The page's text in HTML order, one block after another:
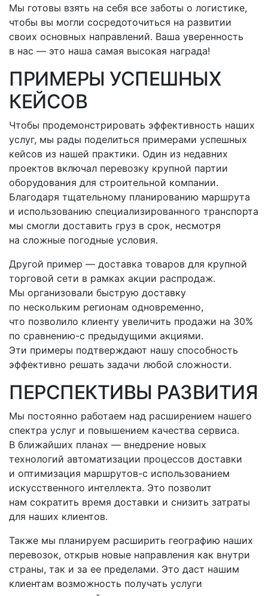
Мы готовы взять на себя все заботы о логистике,
чтобы вы могли сосредоточиться на развитии
своих основных направлений. Ваша уверенность
в нас — это наша самая высокая награда!
ПРИМЕРЫ УСПЕШНЫХ
КЕЙСОВ
Чтобы продемонстрировать эффективность наших
услуг, мы рады поделиться примерами успешных
кейсов из нашей практики. Один из недавних
проектов включал перевозку крупной партии
оборудования для строительной компании.
Благодаря тщательному планированию маршрута
и использованию специализированного транспорта
мы смогли доставить груз в срок, несмотря
на сложные погодные условия.
Другой пример — доставка товаров для крупной
торговой сети в рамках акции распродаж.
Мы организовали быструю доставку
по нескольким регионам одновременно,
что позволило клиенту увеличить продажи на 30%
по сравнению-с предыдущими акциями.
Эти примеры подтверждают нашу способность
эффективно решать задачи любой сложности.
ПЕРСПЕКТИВЫ РАЗВИТИЯ
Мы постоянно работаем над расширением нашего
спектра услуг и повышением качества сервиса.
В ближайших планах — внедрение новых
технологий автоматизации процессов доставки
и оптимизация маршрутов-с использованием
искусственного интеллекта. Это позволит
нам сократить время доставки и снизить затраты
для наших клиентов.
Также мы планируем расширить географию наших
перевозок, открыв новые направления как внутри
страны, так и за ее пределами. Это даст нашим
клиентам возможность получать услуги